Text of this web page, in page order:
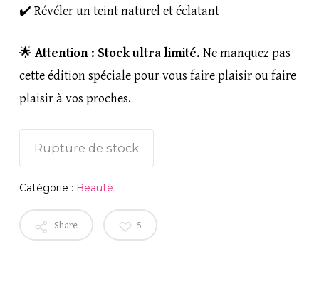
✔️ Révéler un teint naturel et éclatant
🌟Attention : Stock ultra limité.Ne manquez pas
cette édition spéciale pour vous faire plaisir ou faire
plaisir à vos proches.
Rupture de stock
Catégorie : Beauté
Share 5